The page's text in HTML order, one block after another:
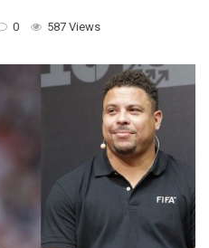
0 587 Views